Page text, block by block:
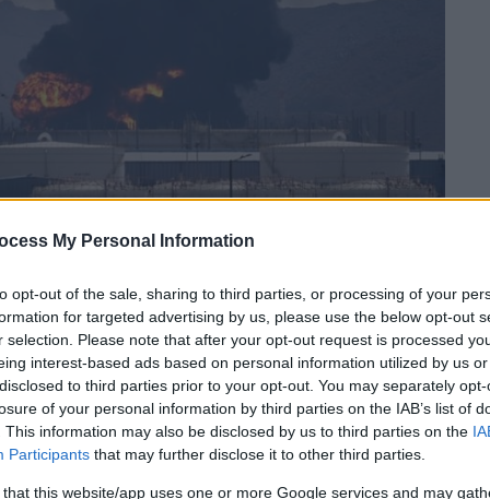
My Personal Information
opt-out of the sale, sharing to third parties, or processing of your
for targeted advertising by us, please use the below opt-out
selection. Please note that after your opt-out request is processed
interest-based ads based on personal information utilized by us
to third parties prior to your opt-out. You may separately
of your personal information by third parties on the IAB’s list of
This information may also be disclosed by us to third parties on the
Participants that may further disclose it to other third parties.
that this website/app uses one or more Google services and may
το ΕΘΝΟΣ στη Google
τηνέναρξη του πολέμουστηνΜέση
έχουν γίνει στόχος επιθέσεων,
φυσικού αερίου ή πυρηνικές
στους σταθμούς παραγωγής ηλεκτρικής
Ντόναλντ Τραμπαπειλεί με επιθέσεις κατά